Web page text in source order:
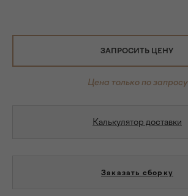
ЗАПРОСИТЬ ЦЕНУ
Цена только по запросу
Калькулятор доставки
Заказать сборку